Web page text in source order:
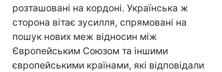
розташовані на кордоні. Українська ж
сторона вітає зусилля, спрямовані на
пошук нових меж відносин між
Європейським Союзом та іншими
європейськими країнами, які відповідали